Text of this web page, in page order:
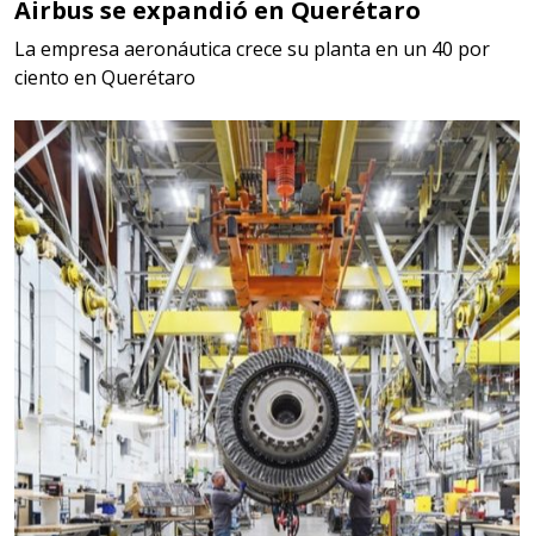
Airbus se expandió en Querétaro
La empresa aeronáutica crece su planta en un 40 por
ciento en Querétaro